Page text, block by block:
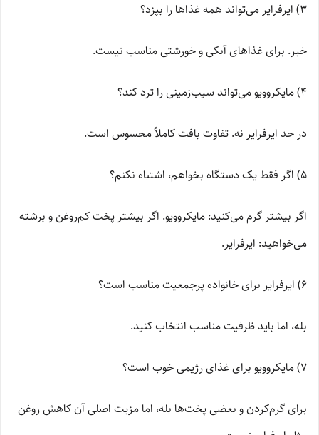
3) ایرفرایر می‌تواند همه غذاها را بپزد؟
خیر. برای غذاهای آبکی و خورشتی مناسب نیست.
4) مایکروویو می‌تواند سیب‌زمینی را ترد کند؟
در حد ایرفرایر نه. تفاوت بافت کاملاً محسوس است.
5) اگر فقط یک دستگاه بخواهم، اشتباه نکنم؟
اگر بیشتر گرم می‌کنید: مایکروویو. اگر بیشتر پخت کم‌روغن و برشته
می‌خواهید: ایرفرایر.
6) ایرفرایر برای خانواده پرجمعیت مناسب است؟
بله، اما باید ظرفیت مناسب انتخاب کنید.
7) مایکروویو برای غذای رژیمی خوب است؟
برای گرم‌کردن و بعضی پخت‌ها بله، اما مزیت اصلی آن کاهش روغن